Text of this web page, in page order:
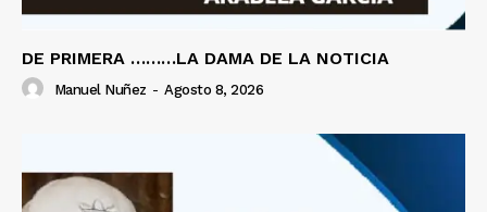
DE PRIMERA ………LA DAMA DE LA NOTICIA
Manuel Nuñez - Agosto 8, 2026